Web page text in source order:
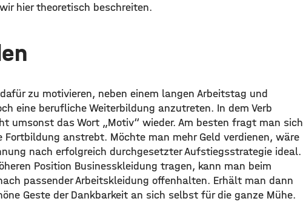
hier theoretisch beschreiten.
zu motivieren, neben einem langen Arbeitstag und
eine berufliche Weiterbildung anzutreten. In dem Verb
umsonst das Wort „Motiv“ wieder. Am besten fragt man sich
anstrebt. Möchte man mehr Geld verdienen, wäre
nach erfolgreich durchgesetzter Aufstiegsstrategie ideal.
Position Businesskleidung tragen, kann man beim
passender Arbeitskleidung offenhalten. Erhält man dann
Geste der Dankbarkeit an sich selbst für die ganze Mühe.